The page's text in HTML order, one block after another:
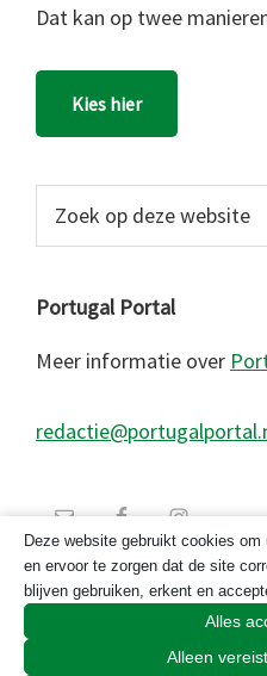
Dat kan op twee
Kies hier
website
Portugal Portal
Meer informatie over
Deze website gebruikt cookies
en ervoor te zorgen dat de site
blijven gebruiken, erkent en
Alles
Alleen